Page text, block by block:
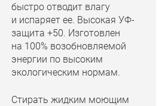
быстро отводит влагу
и испаряет ее. Высокая УФ-
защита +50. Изготовлен
на 100% возобновляемой
энергии по высоким
экологическим нормам.
Стирать жидким моющим